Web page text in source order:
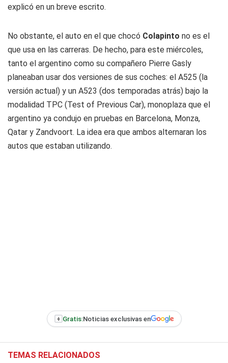
explicó en un breve escrito.
No obstante, el auto en el que chocó Colapinto no es el
que usa en las carreras. De hecho, para este miércoles,
tanto el argentino como su compañero Pierre Gasly
planeaban usar dos versiones de sus coches: el A525 (la
versión actual) y un A523 (dos temporadas atrás) bajo la
modalidad TPC (Test of Previous Car), monoplaza que el
argentino ya condujo en pruebas en Barcelona, Monza,
Qatar y Zandvoort. La idea era que ambos alternaran los
autos que estaban utilizando.
+ Gratis:Noticias exclusivas en
TEMAS RELACIONADOS